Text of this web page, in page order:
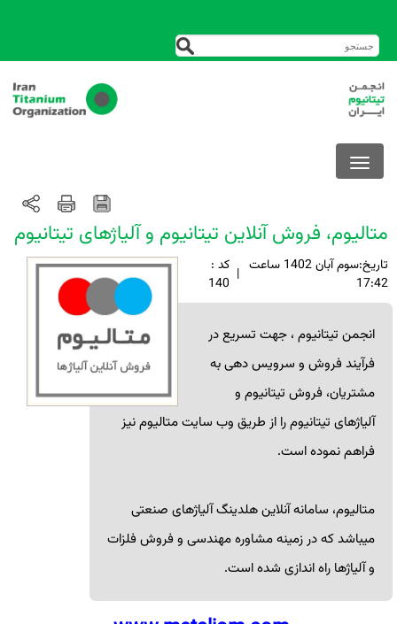
متالیوم، فروش آنلاین تیتانیوم و آلیاژهای تیتانیوم
تاريخ:سوم آبان 1402 ساعت
17:42
| کد :
140
انجمن تیتانیوم ، جهت تسریع در
فرآیند فروش و سرویس دهی به
مشتریان، فروش تیتانیوم و
آلیاژهای تیتانیوم را از طریق وب سایت متالیوم نیز
فراهم نموده است.
متالیوم، سامانه آنلاین هلدینگ آلیاژهای صنعتی
میباشد که در زمینه مشاوره مهندسی و فروش فلزات
و آلیاژها راه اندازی شده است.